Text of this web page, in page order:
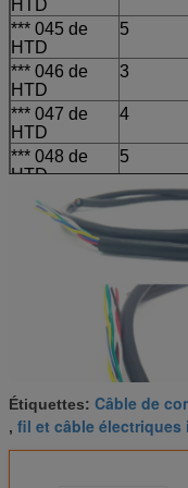
HTD
*** 045 de
HTD
5
*** 046 de
HTD
3
*** 047 de
HTD
4
*** 048 de
HTD
5
Étiquettes: Câble de
, fil et câble électriques